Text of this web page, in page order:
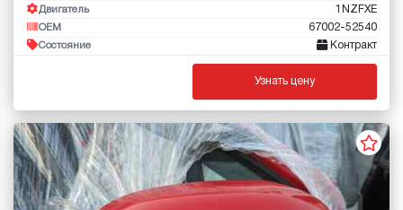
Двигатель 1NZFXE
OEM 67002-52540
Состояние Контракт
Узнать цену